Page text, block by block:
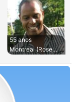
55 anos
Montreal (Rosemont